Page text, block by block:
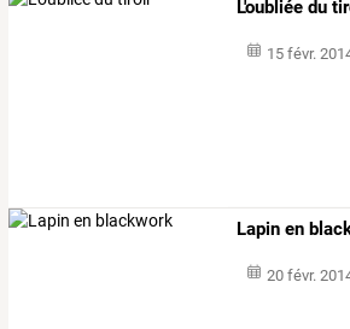
L'oubliée du
15 févr.
Lapin en
20 févr.